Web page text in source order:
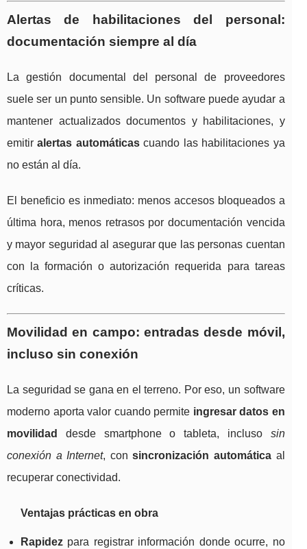
Alertas de habilitaciones del personal:
documentación siempre al día
La gestión documental del personal de proveedores
suele ser un punto sensible. Un software puede ayudar a
mantener actualizados documentos y habilitaciones, y
emitiralertas automáticascuando las habilitaciones ya
no están al día.
El beneficio es inmediato: menos accesos bloqueados a
última hora, menos retrasos por documentación vencida
y mayor seguridad al asegurar que las personas cuentan
con la formación o autorización requerida para tareas
críticas.
Movilidad en campo: entradas desde móvil,
incluso sin conexión
La seguridad se gana en el terreno. Por eso, un software
moderno aporta valor cuando permite ingresar datos en
movilidad
desde smartphone o tableta, incluso sin
conexión a Internet, consincronización automática al
recuperar conectividad.
Ventajas prácticas en obra
Rapidez para registrar información donde ocurre, no